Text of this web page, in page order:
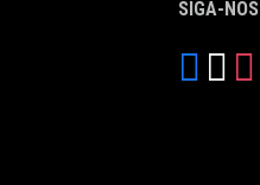
SIGA-NOS